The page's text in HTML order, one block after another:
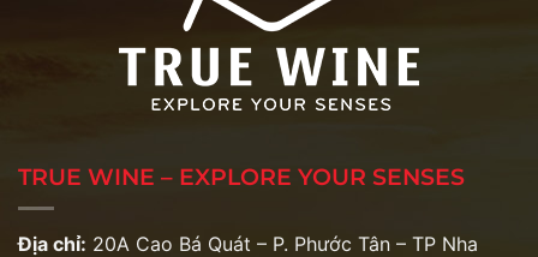
TRUE WINE – EXPLORE YOUR SENSES
Địa chỉ: 20A Cao Bá Quát – P. Phước Tân – TP Nha